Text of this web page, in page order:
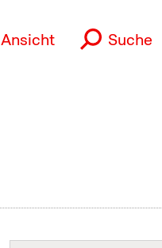
Ansicht Suche